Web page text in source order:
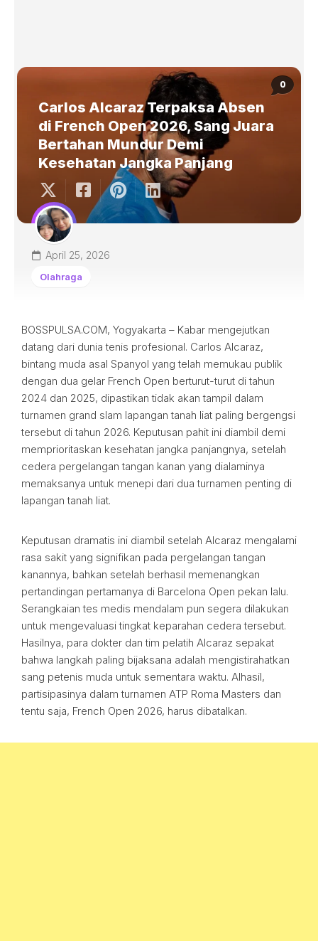
0
Carlos Alcaraz Terpaksa Absen
di French Open 2026, Sang Juara
Bertahan Mundur Demi
Kesehatan Jangka Panjang
April 25, 2026
Olahraga
BOSSPULSA.COM, Yogyakarta – Kabar mengejutkan
datang dari dunia tenis profesional. Carlos Alcaraz,
bintang muda asal Spanyol yang telah memukau publik
dengan dua gelar French Open berturut-turut di tahun
2024 dan 2025, dipastikan tidak akan tampil dalam
turnamen grand slam lapangan tanah liat paling bergengsi
tersebut di tahun 2026. Keputusan pahit ini diambil demi
memprioritaskan kesehatan jangka panjangnya, setelah
cedera pergelangan tangan kanan yang dialaminya
memaksanya untuk menepi dari dua turnamen penting di
lapangan tanah liat.
Keputusan dramatis ini diambil setelah Alcaraz mengalami
rasa sakit yang signifikan pada pergelangan tangan
kanannya, bahkan setelah berhasil memenangkan
pertandingan pertamanya di Barcelona Open pekan lalu.
Serangkaian tes medis mendalam pun segera dilakukan
untuk mengevaluasi tingkat keparahan cedera tersebut.
Hasilnya, para dokter dan tim pelatih Alcaraz sepakat
bahwa langkah paling bijaksana adalah mengistirahatkan
sang petenis muda untuk sementara waktu. Alhasil,
partisipasinya dalam turnamen ATP Roma Masters dan
tentu saja, French Open 2026, harus dibatalkan.